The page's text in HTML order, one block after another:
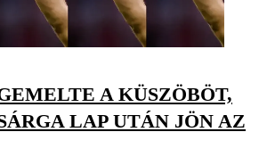
A KÜSZÖBÖT,
LAP UTÁN JÖN AZ